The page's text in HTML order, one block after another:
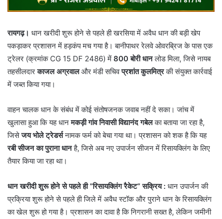
रायगढ़। धान खरीदी शुरू होने से पहले ही खरसिया में अवैध धान की बड़ी खेप
पकड़ाकर प्रशासन में हड़कंप मच गया है। बानीपाथर रेलवे ओवरब्रिज के पास एक
ट्रेलर (क्रमांक CG 15 DF 2486) में 800 बोरी धानलोड मिला, जिसे नायब
तहसीलदारकाजल अग्रवालऔर मंडी सचिवप्रशांत कुलमित्रकी संयुक्त कार्रवाई
में जब्त किया गया।
वाहन चालक धान के संबंध में कोई संतोषजनक जवाब नहीं दे सका। जांच में
खुलासा हुआ कि यह धानमकड़ी गांव निवासी विद्यानंद गबेलका बताया जा रहा है,
जिसेजय भोले ट्रेडर्सनामक फर्म को बेचा गया था। प्रशासन को शक है कि यह
रबी सीजन का पुराना धानहै, जिसे अब नए उपार्जन सीजन में रिसायक्लिंग के लिए
तैयार किया जा रहा था।
धान खरीदी शुरू होने से पहले ही “रिसायक्लिंग रैकेट” सक्रिय : धान उपार्जन की
प्रक्रिया शुरू होने से पहले ही जिले में अवैध स्टॉक और पुराने धान के रिसायक्लिंग
का खेल शुरू हो गया है। प्रशासन का दावा है कि निगरानी सख्त है, लेकिन जमीनी